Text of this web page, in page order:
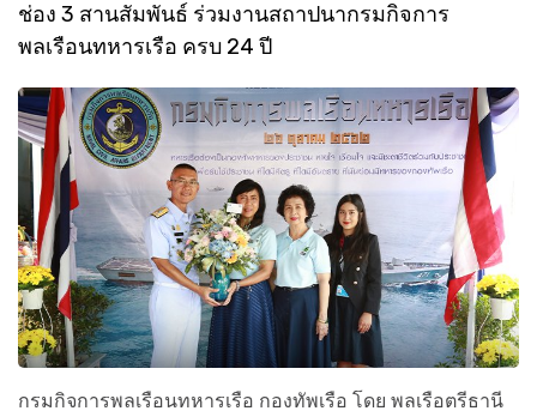
ช่อง 3 สานสัมพันธ์ ร่วมงานสถาปนากรมกิจการ
พลเรือนทหารเรือ ครบ 24 ปี
กรมกิจการพลเรือนทหารเรือ กองทัพเรือ โดย พลเรือตรีธานี